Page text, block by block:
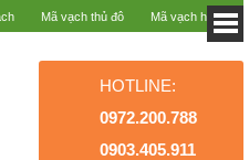
Mã vạch thủ đô Mã vạch hà nội
HOTLINE:
0972.200.788
0903.405.911